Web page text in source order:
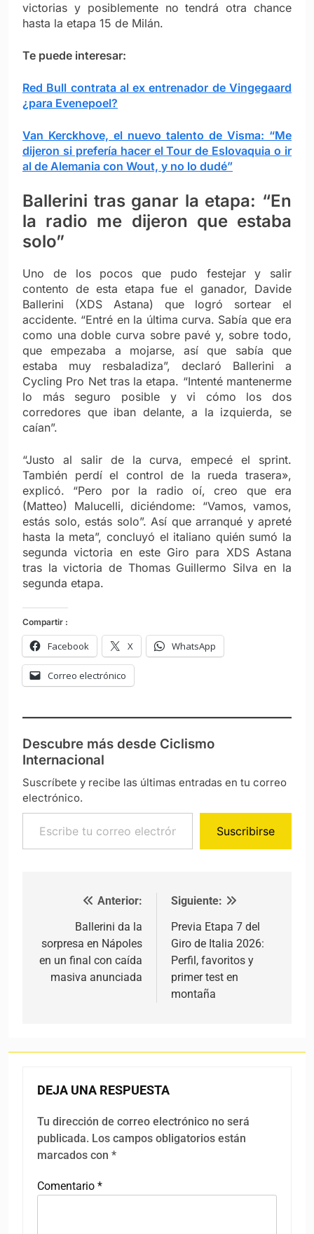
victorias y posiblemente no tendrá otra chance
hasta la etapa 15 de Milán.
Te puede interesar:
Red Bull contrata al ex entrenador de Vingegaard
¿para Evenepoel?
Van Kerckhove, el nuevo talento de Visma: “Me
dijeron si prefería hacer el Tour de Eslovaquia o ir
al de Alemania con Wout, y no lo dudé”
Ballerini tras ganar la etapa: “En
la radio me dijeron que estaba
solo”
Uno de los pocos que pudo festejar y salir
contento de esta etapa fue el ganador, Davide
Ballerini (XDS Astana) que logró sortear el
accidente. “Entré en la última curva. Sabía que era
como una doble curva sobre pavé y, sobre todo,
que empezaba a mojarse, así que sabía que
estaba muy resbaladiza”, declaró Ballerini a
Cycling Pro Net tras la etapa. “Intenté mantenerme
lo más seguro posible y vi cómo los dos
corredores que iban delante, a la izquierda, se
caían”.
“Justo al salir de la curva, empecé el sprint.
También perdí el control de la rueda trasera»,
explicó. “Pero por la radio oí, creo que era
(Matteo) Malucelli, diciéndome: “Vamos, vamos,
estás solo, estás solo”. Así que arranqué y apreté
hasta la meta”, concluyó el italiano quién sumó la
segunda victoria en este Giro para XDS Astana
tras la victoria de Thomas Guillermo Silva en la
segunda etapa.
Compartir :
Facebook X WhatsApp
Correo electrónico
Descubre más desde Ciclismo
Internacional
Suscríbete y recibe las últimas entradas en tu correo
electrónico.
Escribe tu correo electrónico…
Suscribirse
Navegación de entradas
Anterior:
Ballerini da la
sorpresa en Nápoles
en un final con caída
masiva anunciada
Siguiente:
Previa Etapa 7 del
Giro de Italia 2026:
Perfil, favoritos y
primer test en
montaña
DEJA UNA RESPUESTA
Tu dirección de correo electrónico no será
publicada. Los campos obligatorios están
marcados con *
Comentario *